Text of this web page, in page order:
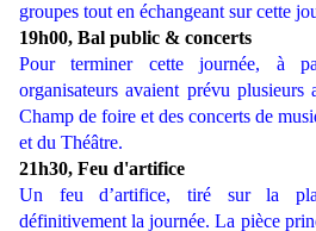
groupes tout en échangeant sur cette
19h00, Bal public & concerts
Pour terminer cette journée, à
organisateurs avaient prévu
Champ de foire et des concerts de
et du Théâtre.
21h30, Feu d'artifice
Un feu d’artifice, tiré sur la
définitivement la journée. La pièce